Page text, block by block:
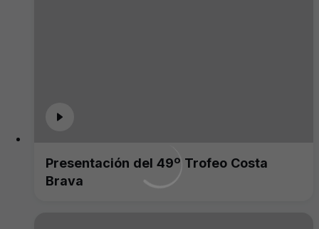
Presentación del 49º Trofeo Costa
Brava